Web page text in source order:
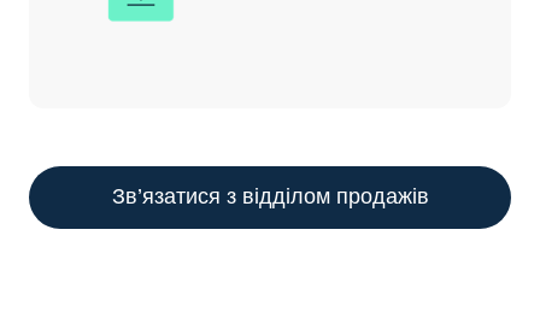
Зв’язатися з відділом продажів